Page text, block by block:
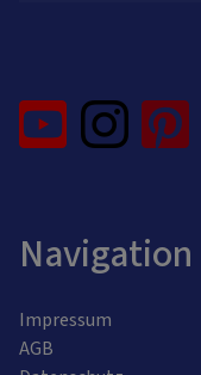
Navigation
Impressum
AGB